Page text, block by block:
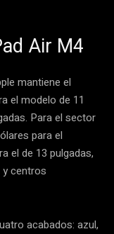
Air M4
mantiene el
el modelo de 11
Para el sector
para el
el de 13 pulgadas,
centros
acabados: azul,